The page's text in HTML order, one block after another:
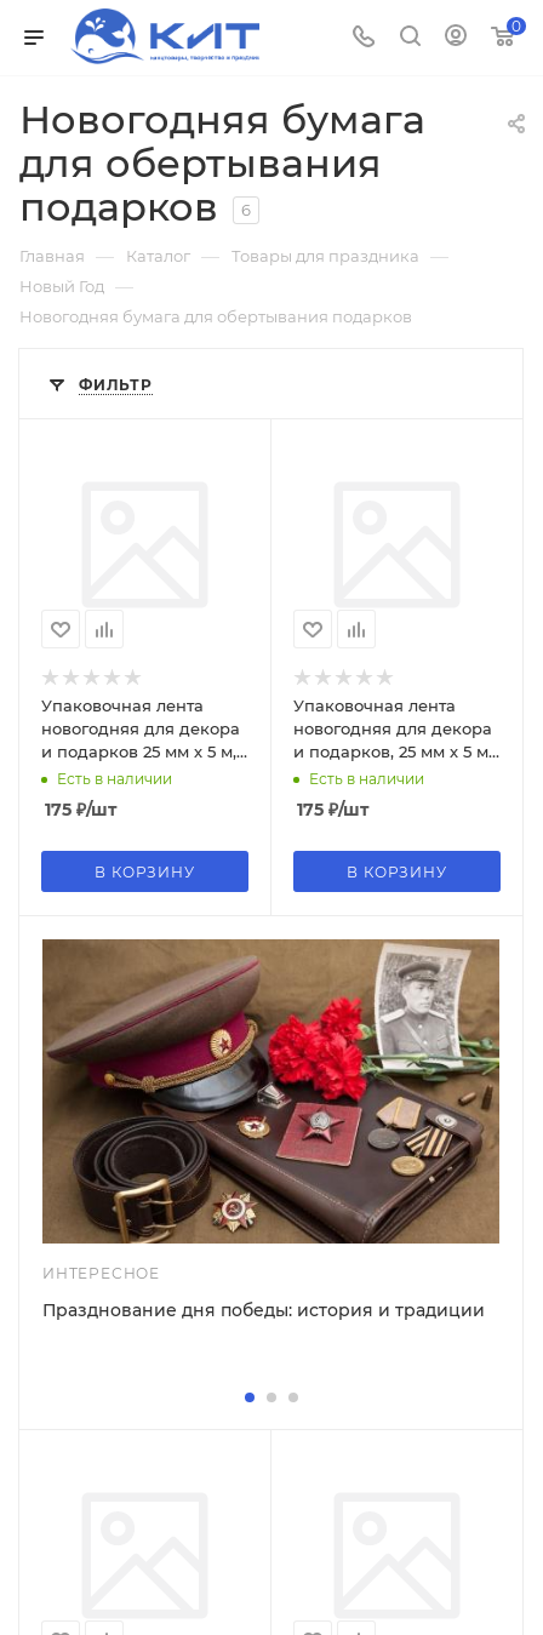
0
Новогодняя бумага
для обертывания
подарков
6
Главная — Каталог — Товары для праздника —
Новый Год —
Новогодняя бумага для обертывания подарков
ФИЛЬТР
Упаковочная лента
новогодняя для декора
и подарков 25 мм х 5 м,
КРАСНАЯ, с тиснением,
592414
Есть в наличии
175 ₽/шт
В КОРЗИНУ
Упаковочная лента
новогодняя для декора
и подарков, 25 мм х 5 м,
СИНЯЯ, с тиснением,
592415
Есть в наличии
175 ₽/шт
В КОРЗИНУ
ИНТЕРЕСНОЕ
Празднование дня победы: история и традиции